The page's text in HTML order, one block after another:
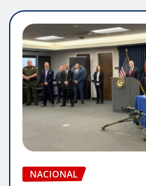
NACIONAL